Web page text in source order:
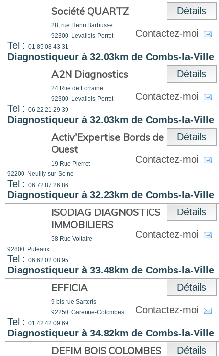
Société QUARTZ
28, rue Henri Barbusse
92300 Levallois-Perret
Tel : 01 85 08 43 31
Diagnostiqueur à 32.03km de Combs-la-Ville
Détails
Contactez-moi
A2N Diagnostics
24 Rue de Lorraine
92300 Levallois-Perret
Tel : 06 22 21 29 39
Diagnostiqueur à 32.03km de Combs-la-Ville
Détails
Contactez-moi
Activ'Expertise Bords de Seine Nord
Ouest
19 Rue Pierret
92200 Neuilly-sur-Seine
Tel : 06 72 87 26 86
Diagnostiqueur à 32.23km de Combs-la-Ville
Détails
Contactez-moi
ISODIAG DIAGNOSTICS
IMMOBILIERS
58 Rue Voltaire
92800 Puteaux
Tel : 06 62 02 08 95
Diagnostiqueur à 33.48km de Combs-la-Ville
Détails
Contactez-moi
EFFICIA
9 bis rue Sartoris
92250 Garenne-Colombes
Tel : 01 42 42 09 69
Diagnostiqueur à 34.82km de Combs-la-Ville
Détails
Contactez-moi
DEFIM BOIS COLOMBES Détails